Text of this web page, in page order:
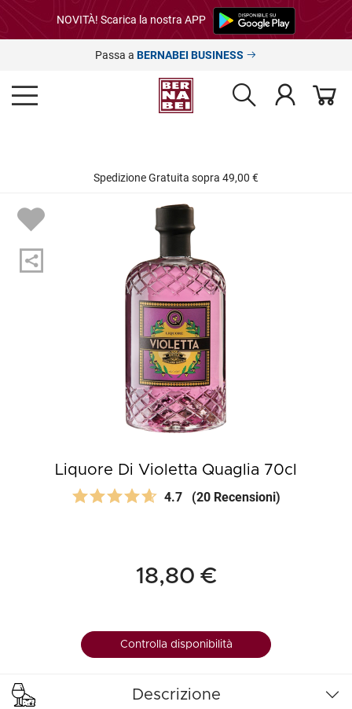
NOVITÀ! Scarica la nostra APP
Passa a BERNABEI BUSINESS
Spedizione Gratuita sopra 49,00 €
Liquore Di Violetta Quaglia 70cl
4.7 (20 Recensioni)
18,80 €
Controlla disponibilità
Descrizione